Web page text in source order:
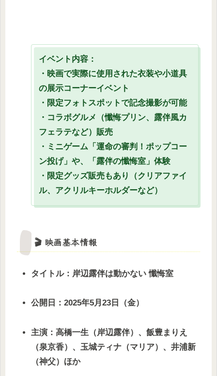
イベント内容：
・映画で実際に使用された衣装や小道具
の展示コーナーイベント
・限定フォトスポットで記念撮影が可能
・コラボグルメ（懺悔プリン、露伴風カ
フェラテなど）販売
・ミニゲーム「運命の審判！ポップコー
ン投げ」や、「露伴の懺悔室」体験
・限定グッズ販売もあり（クリアファイ
ル、アクリルキーホルダーなど）
🎬 映画基本情報
タイトル：岸辺露伴は動かない 懺悔室
公開日：2025年5月23日（金）
主演：高橋一生（岸辺露伴）、飯豊まりえ
（泉京香）、玉城ティナ（マリア）、井浦新
（神父）ほか